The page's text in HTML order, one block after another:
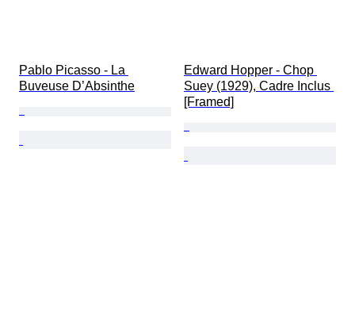
Pablo Picasso - La
Buveuse D’Absinthe
Edward Hopper - Chop
Suey (1929), Cadre Inclus
[Framed]